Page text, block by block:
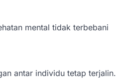
mental tidak terbebani
antar individu tetap terjalin.